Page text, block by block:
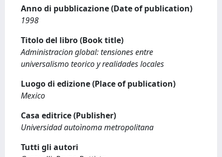
Anno di pubblicazione (Date of publication)
1998
Titolo del libro (Book title)
Administracion global: tensiones entre
universalismo teorico y realidades locales
Luogo di edizione (Place of publication)
Mexico
Casa editrice (Publisher)
Universidad autoìnoma metropolitana
Tutti gli autori